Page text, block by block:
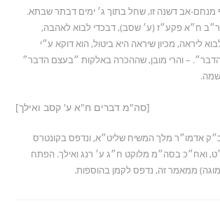
מנחם-אב דשנה זו, שחל בתוך ג׳ ימים דבתר שבתא.
ח״א פקע״ז (ע׳ שסב), דבכדי לבוא לאהבה,
ליראה, מכיון שיראה היא ביטול, הוא דוקא ע״י
– והרי מובן, שההכרה באלקות ״בעצם הדבר״
[סה"מ דברים ח"א ע' קסב ואילך]
כ״ק אדמו״ר מלך המשיח שליט״א, ונדפס בקונטרס
ואח״כ בסה״מ מלוקט ח״ג ע׳ רנג ואילך. הפתח
ממאמר זה, נדפס לקמן בהוספות.